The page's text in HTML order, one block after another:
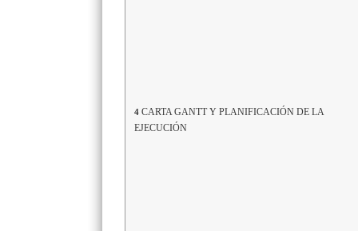
4 CARTA GANTT Y PLANIFICACIÓN DE LA
EJECUCIÓN